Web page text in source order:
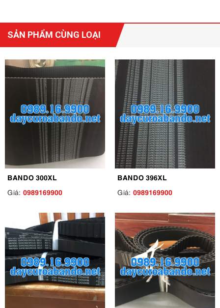
SẢN PHẨM CÙNG LOẠI
BANDO 300XL
Giá: 0989169900
BANDO 396XL
Giá: 0989169900